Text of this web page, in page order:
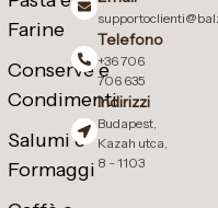
Farine
Conserve e
Condimenti
Salumi e
Formaggi
Telefono
+36 706
706 635
Indirizzi
Budapest,
Kazah utca,
8 - 1103